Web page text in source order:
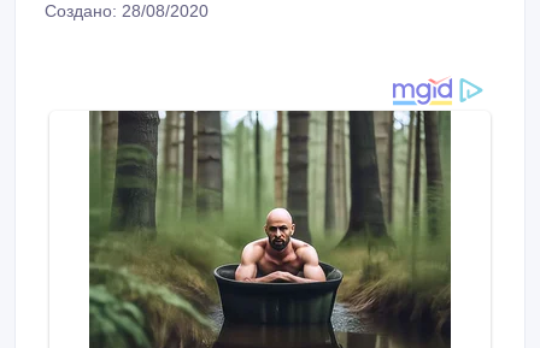
Создано: 28/08/2020